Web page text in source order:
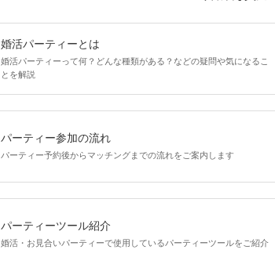
婚活パーティーとは
婚活パーティーって何？どんな種類がある？などの疑問や気になるこ
とを解説
パーティー参加の流れ
パーティー予約後からマッチングまでの流れをご案内します
パーティーツール紹介
婚活・お見合いパーティーで使用しているパーティーツールをご紹介